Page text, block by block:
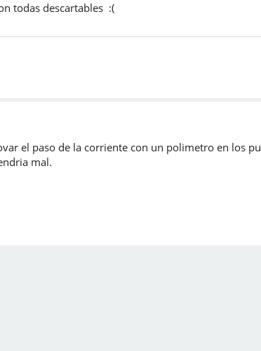
todas descartables :(
el paso de la corriente con un polimetro en los
mal.